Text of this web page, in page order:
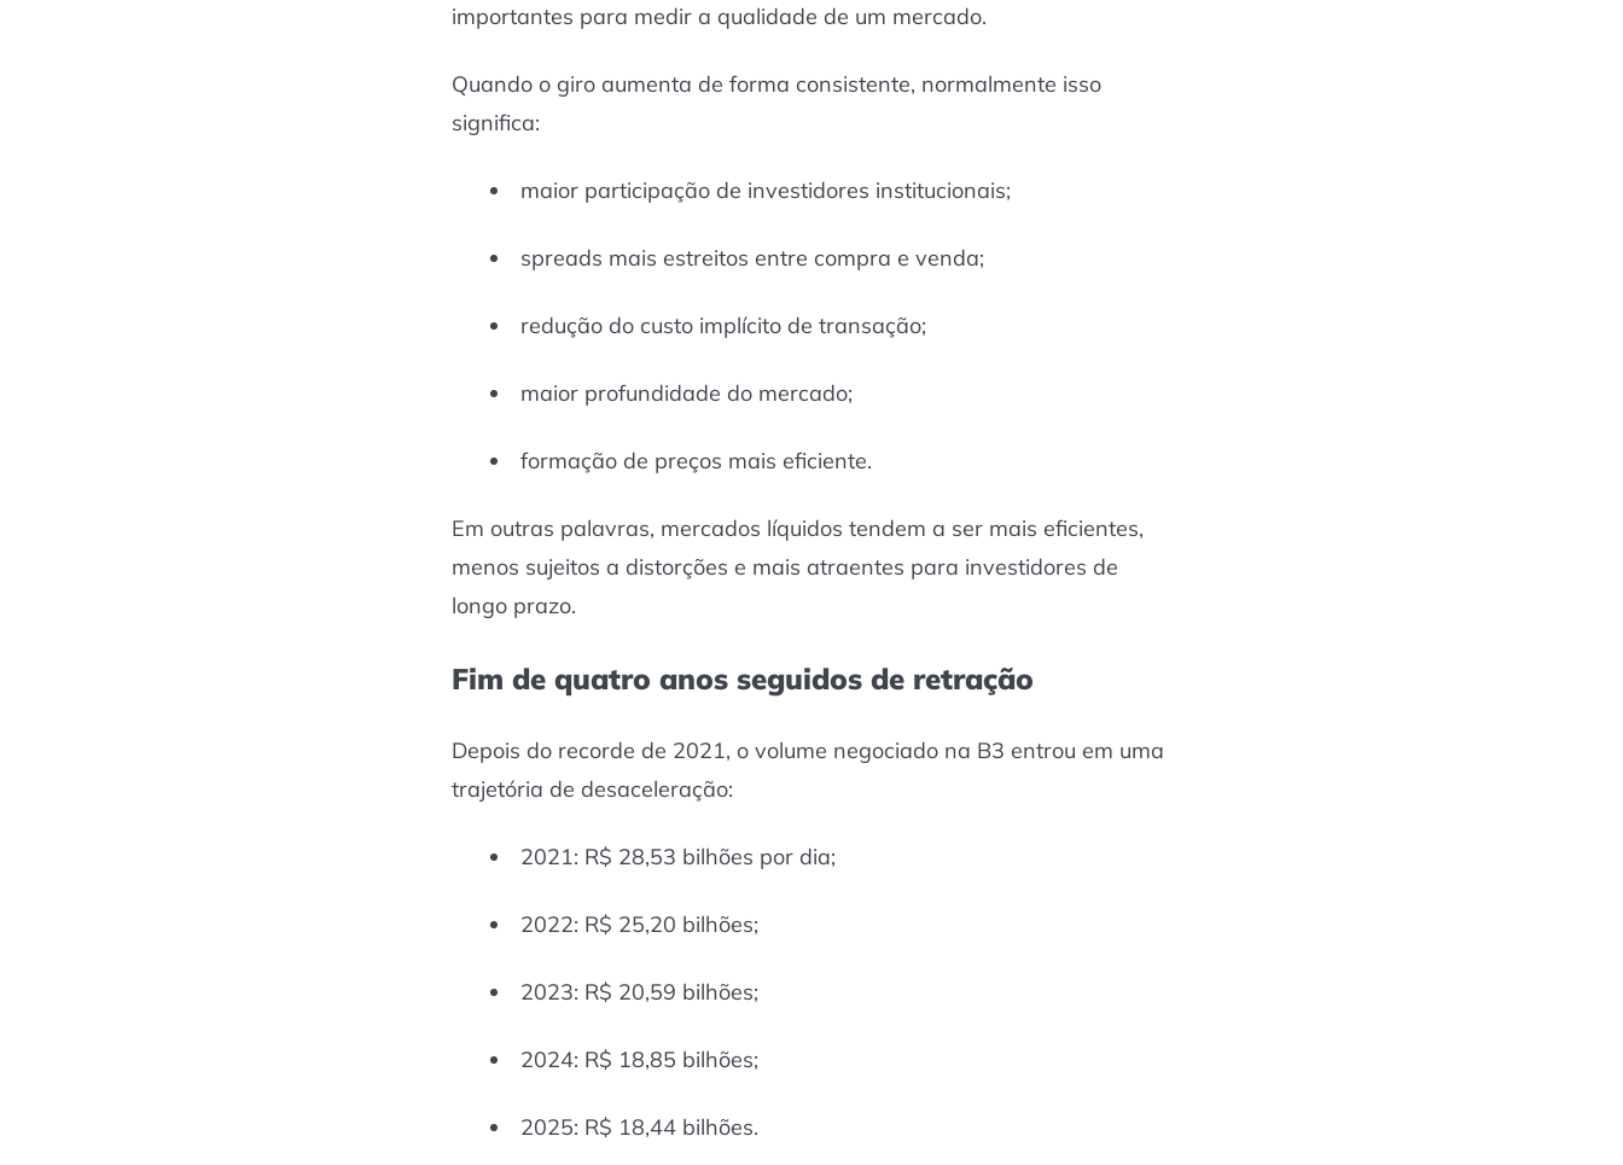
importantes para medir a qualidade de um mercado.
Quando o giro aumenta de forma consistente, normalmente isso
significa:
maior participação de investidores institucionais;
spreads mais estreitos entre compra e venda;
redução do custo implícito de transação;
maior profundidade do mercado;
formação de preços mais eficiente.
Em outras palavras, mercados líquidos tendem a ser mais eficientes,
menos sujeitos a distorções e mais atraentes para investidores de
longo prazo.
Fim de quatro anos seguidos de retração
Depois do recorde de 2021, o volume negociado na B3 entrou em uma
trajetória de desaceleração:
2021: R$ 28,53 bilhões por dia;
2022: R$ 25,20 bilhões;
2023: R$ 20,59 bilhões;
2024: R$ 18,85 bilhões;
2025: R$ 18,44 bilhões.